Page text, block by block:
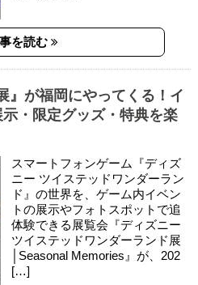
を読む
』が福岡にやってくる！イ
・限定グッズ・特典を楽
スマートフォンゲーム『ディズ
ニー ツイステッドワンダーラン
ド』の世界を、ゲーム内イベン
トの展示やフォトスポットで追
体験できる展覧会『ディズニー
ツイステッドワンダーランド展
│Seasonal Memories』が、202
[…]